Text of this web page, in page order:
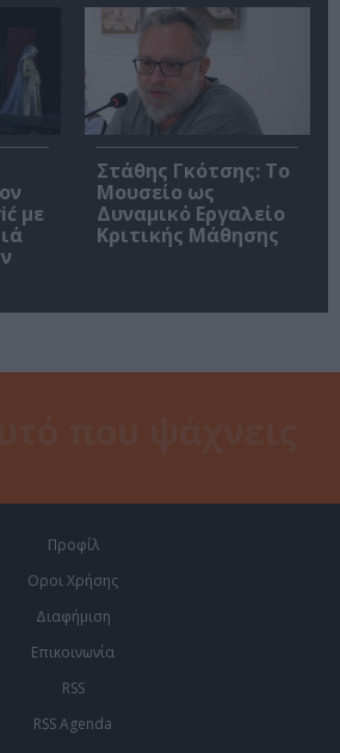
με
Στάθης Γκότσης: Το
Μουσείο ως
Δυναμικό Εργαλείο
Κριτικής Μάθησης
Προφίλ
Οροι Χρήσης
Διαφήμιση
Επικοινωνία
RSS
RSS Agenda